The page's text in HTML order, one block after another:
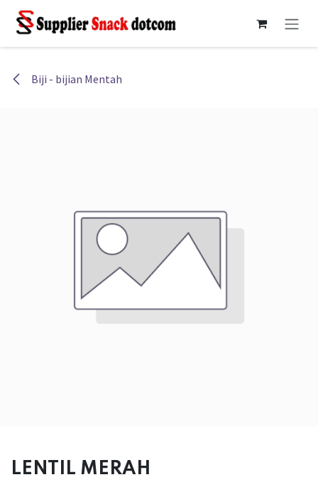
Skip ke Konten
Biji - bijian Mentah
LENTIL MERAH